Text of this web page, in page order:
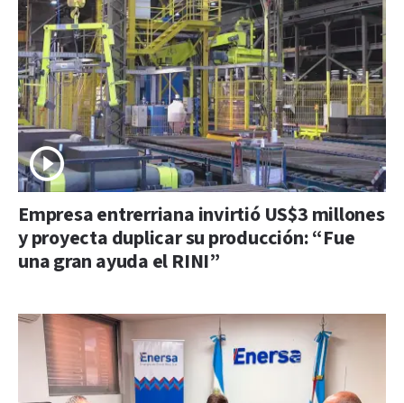
Empresa entrerriana invirtió US$3 millones
y proyecta duplicar su producción: “Fue
una gran ayuda el RINI”